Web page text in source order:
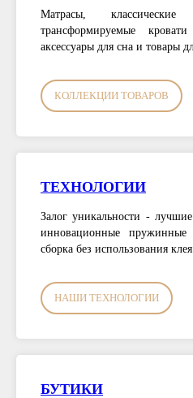
Матрасы,
трансформируемые
аксессуары для сна и товары
КОЛЛЕКЦИИ ТОВАРОВ
ТЕХНОЛОГИИ
Залог уникальности -
инновационные
сборка без использования клея
НАШИ ТЕХНОЛОГИИ
БУТИКИ